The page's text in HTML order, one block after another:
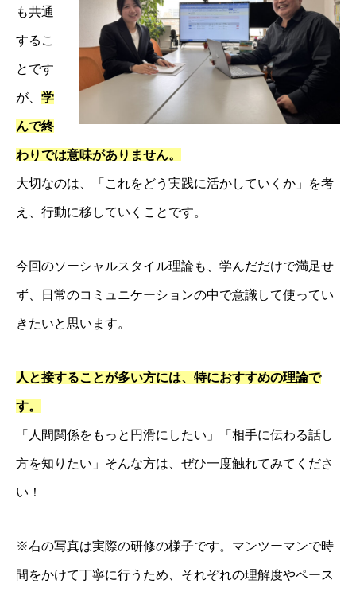
も共通
するこ
とです
が、 学
んで終
わりでは意味がありません。
大切なのは、「これをどう実践に活かしていくか」を考
え、行動に移していくことです。
今回のソーシャルスタイル理論も、学んだだけで満足せ
ず、日常のコミュニケーションの中で意識して使ってい
きたいと思います。
人と接することが多い方には、特におすすめの理論で
す。
「人間関係をもっと円滑にしたい」「相手に伝わる話し
方を知りたい」そんな方は、ぜひ一度触れてみてくださ
い！
※右の写真は実際の研修の様子です。マンツーマンで時
間をかけて丁寧に行うため、それぞれの理解度やペース
経営理念・事務所概要
人財経営支援®︎塾
経営計画作成合宿